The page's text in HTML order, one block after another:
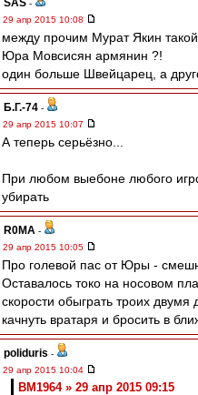
SAS -
29 апр 2015 10:08
между прочим Мурат Якин такой
Юра Мовсисян армянин ?!
один больше Швейцарец, а
Б.Г.-74 -
29 апр 2015 10:07
А теперь серьёзно...
При любом выебоне любого
убирать
R0MA -
29 апр 2015 10:05
Про голевой пас от Юры -
Оставалось токо на носовом
скорости обыграть троих двумя
качнуть вратаря и бросить в
poliduris -
29 апр 2015 10:04
BM1964 » 29 апр 2015 09:15